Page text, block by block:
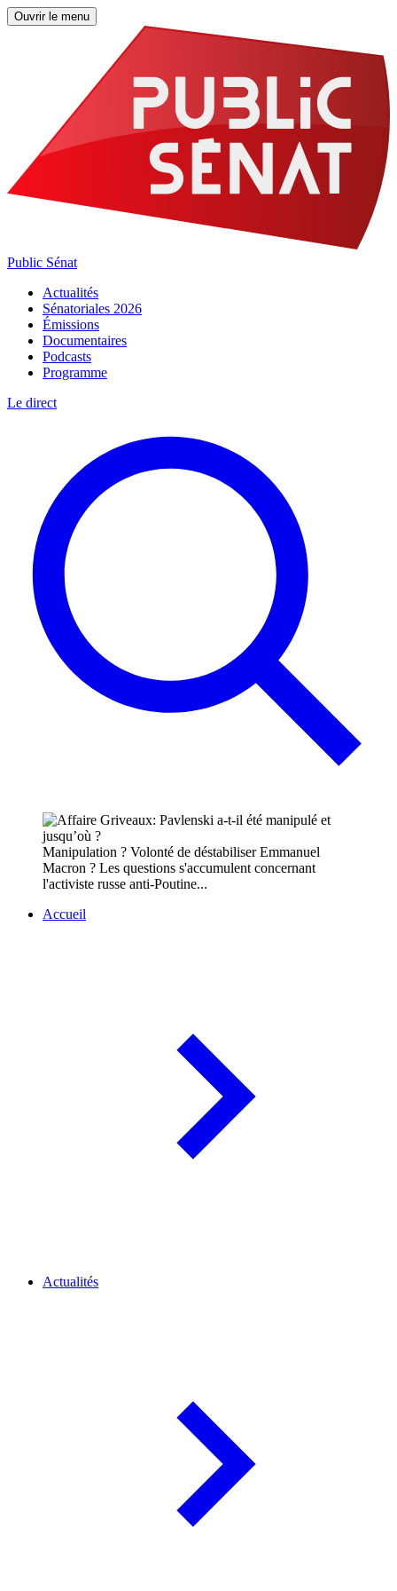
Ouvrir le menu
Public Sénat
Actualités
Sénatoriales 2026
Émissions
Documentaires
Podcasts
Programme
Le direct
Manipulation ? Volonté de déstabiliser Emmanuel
Macron ? Les questions s'accumulent concernant
l'activiste russe anti-Poutine...
Accueil
Actualités